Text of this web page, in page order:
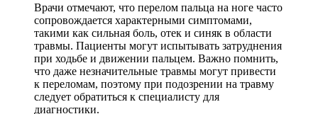
Врачи отмечают, что перелом пальца на ноге часто
сопровождается характерными симптомами,
такими как сильная боль, отек и синяк в области
травмы. Пациенты могут испытывать затруднения
при ходьбе и движении пальцем. Важно помнить,
что даже незначительные травмы могут привести
к переломам, поэтому при подозрении на травму
следует обратиться к специалисту для
диагностики.